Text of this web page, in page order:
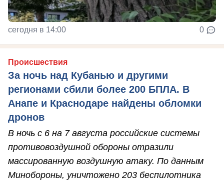
сегодня в 14:00 0
Происшествия
За ночь над Кубанью и другими
регионами сбили более 200 БПЛА. В
Анапе и Краснодаре найдены обломки
дронов
В ночь с 6 на 7 августа российские системы
противовоздушной обороны отразили
массированную воздушную атаку. По данным
Минобороны, уничтожено 203 беспилотника